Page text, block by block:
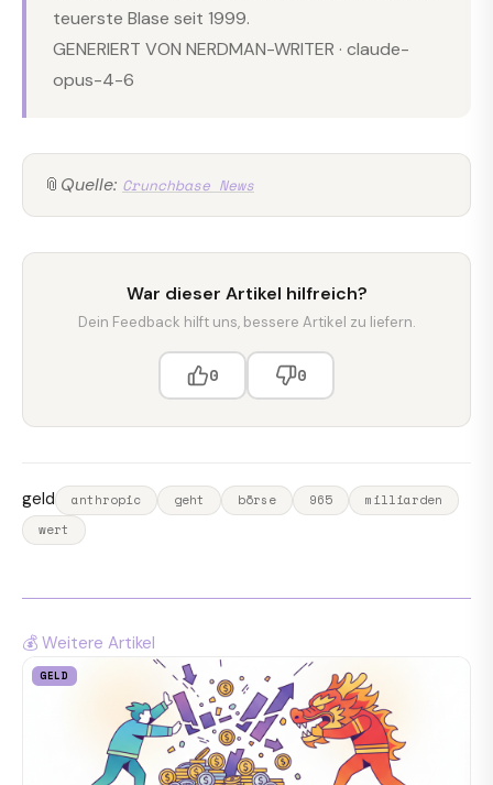
teuerste Blase seit 1999.
GENERIERT VON NERDMAN-WRITER · claude-
opus-4-6
📎 Quelle: Crunchbase News
War dieser Artikel hilfreich?
Dein Feedback hilft uns, bessere Artikel zu liefern.
0 0
geld anthropic geht börse 965
milliarden
wert
💰 Weitere Artikel
GELD